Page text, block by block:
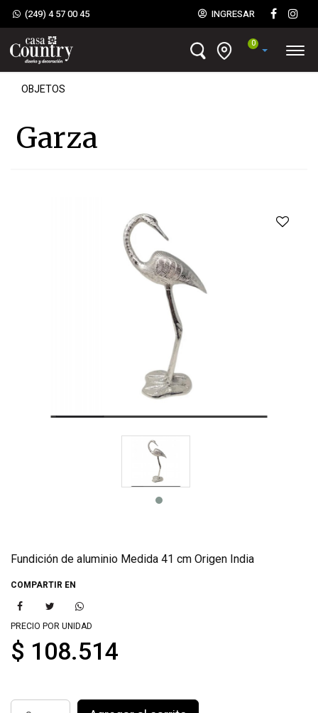
(249) 4 57 00 45 INGRESAR
0
OBJETOS
Garza
Fundición de aluminio Medida 41 cm Origen India
COMPARTIR EN
PRECIO POR UNIDAD
$ 108.514